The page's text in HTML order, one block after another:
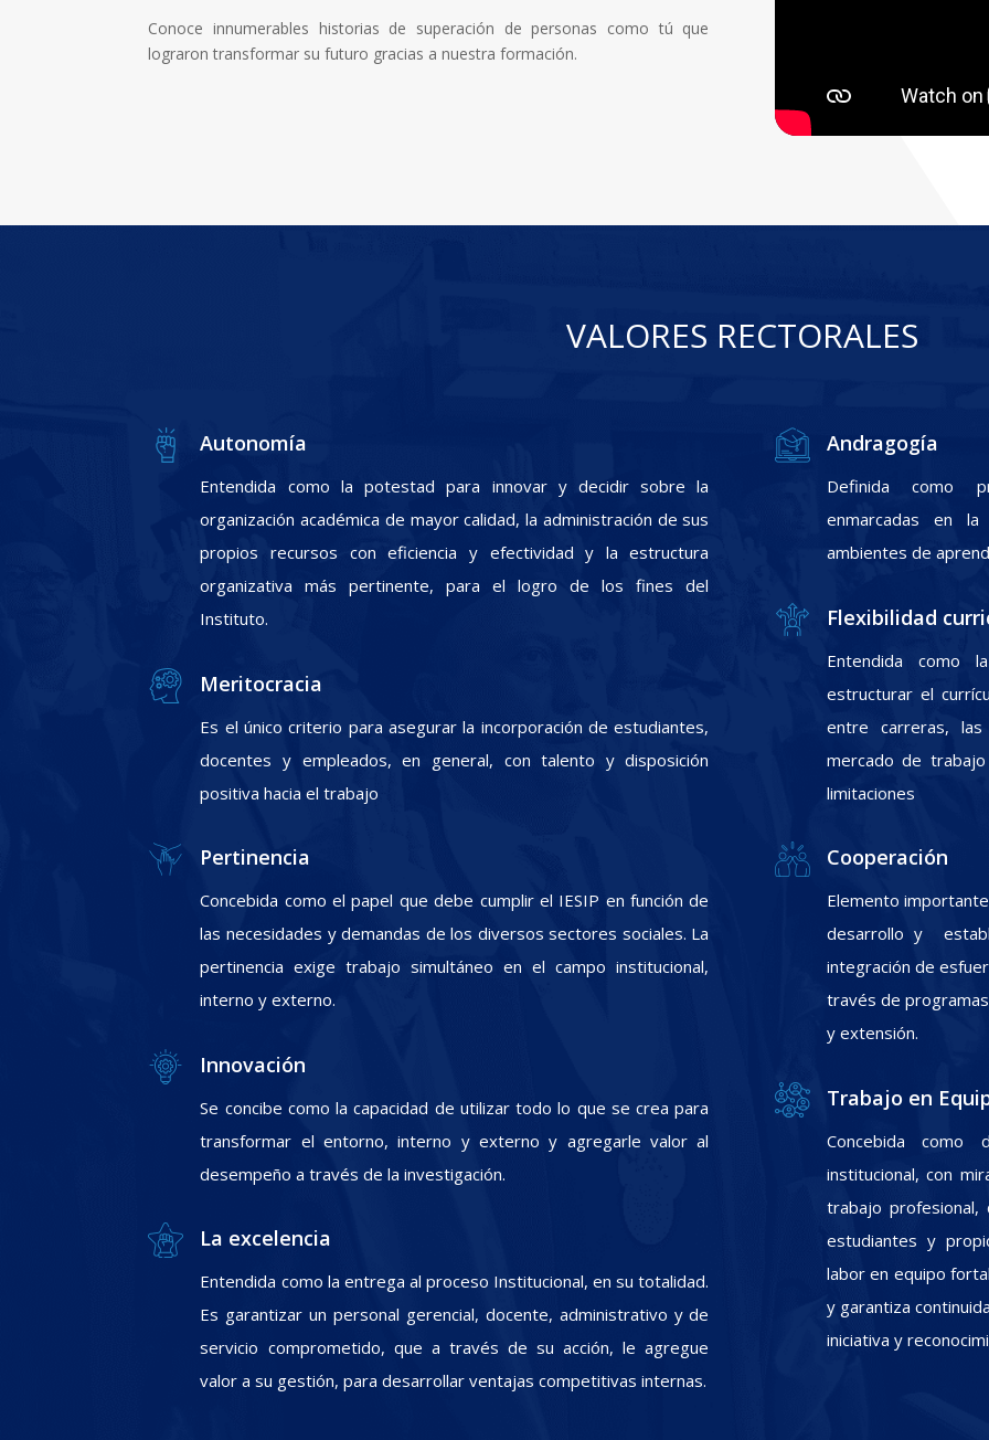
Conoce innumerables historias de superación de personas como tú que
lograron transformar su futuro gracias a nuestra formación.
VALORES RECTORALES
Autonomía
Entendida como la potestad para innovar y decidir sobre la
organización académica de mayor calidad, la administración de sus
propios recursos con eficiencia y efectividad y la estructura
organizativa más pertinente, para el logro de los fines del
Instituto.
Meritocracia
Es el único criterio para asegurar la incorporación de estudiantes,
docentes y empleados, en general, con talento y disposición
positiva hacia el trabajo
Pertinencia
Concebida como el papel que debe cumplir el IESIP en función de
las necesidades y demandas de los diversos sectores sociales. La
pertinencia exige trabajo simultáneo en el campo institucional,
interno y externo.
Innovación
Se concibe como la capacidad de utilizar todo lo que se crea para
transformar el entorno, interno y externo y agregarle valor al
desempeño a través de la investigación.
La excelencia
Entendida como la entrega al proceso Institucional, en su totalidad.
Es garantizar un personal gerencial, docente, administrativo y de
servicio comprometido, que a través de su acción, le agregue
valor a su gestión, para desarrollar ventajas competitivas internas.
Andragogía
Definida como
enmarcadas en
ambientes de
Flexibilidad
Entendida como
estructurar el
entre carreras,
mercado de
limitaciones
Cooperación
Elemento
desarrollo y
integración de
través de
y extensión.
Trabajo en
Concebida como
institucional, con
trabajo
estudiantes y
labor en equipo
y garantiza
iniciativa y